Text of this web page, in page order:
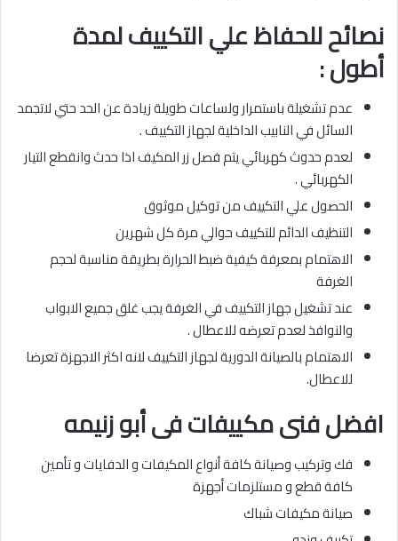
نصائح للحفاظ علي التكييف لمدة
أطول :
عدم تشغيلة باستمرار ولساعات طويلة زيادة عن الحد حتي لاتجمد
السائل في النابيب الداخلية لجهاز التكييف .
لعدم حدوث كهربائي يتم فصل زر المكيف اذا حدث وانقطع التيار
الكهربائي .
الحصول علي التكييف من توكيل موثوق
التنظيف الدائم للتكييف حوالي مرة كل شهرين
الاهتمام بمعرفة كيفية ضبط الحرارة بطريقة مناسبة لحجم
الغرفة
عند تشغيل جهاز التكييف في الغرفة يجب غلق جميع الابواب
والنوافذ لعدم تعرضه للاعطال .
الاهتمام بالصيانة الدورية لجهاز التكييف لانه اكثر الاجهزة تعرضا
للاعطال.
افضل فنى مكييفاتفى أبو زنيمه
فك وتركيب وصيانة كافة أنواع المكيفات و الدفايات و تأمين
كافة قطع و مستلزمات أجهزة
صيانة مكيفات شباك